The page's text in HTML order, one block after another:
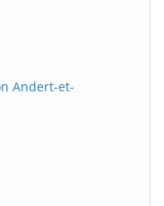
Andert-et-